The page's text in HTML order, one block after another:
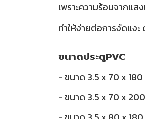
เพราะความร้อนจากแส
ทำให้ง่ายต่อการงัดแง
ขนาดประตูPVC
- ขนาด 3.5 x 70 x 180
- ขนาด 3.5 x 70 x